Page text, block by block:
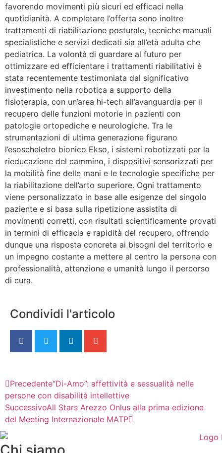
favorendo movimenti più sicuri ed efficaci nella
quotidianità. A completare l’offerta sono inoltre
trattamenti di riabilitazione posturale, tecniche manuali
specialistiche e servizi dedicati sia all’età adulta che
pediatrica. La volontà di guardare al futuro per
ottimizzare ed efficientare i trattamenti riabilitativi è
stata recentemente testimoniata dal significativo
investimento nella robotica a supporto della
fisioterapia, con un’area hi-tech all’avanguardia per il
recupero delle funzioni motorie in pazienti con
patologie ortopediche e neurologiche. Tra le
strumentazioni di ultima generazione figurano
l’esoscheletro bionico Ekso, i sistemi robotizzati per la
rieducazione del cammino, i dispositivi sensorizzati per
la mobilità fine delle mani e le tecnologie specifiche per
la riabilitazione dell’arto superiore. Ogni trattamento
viene personalizzato in base alle esigenze del singolo
paziente e si basa sulla ripetizione assistita di
movimenti corretti, con risultati scientificamente provati
in termini di efficacia e rapidità del recupero, offrendo
dunque una risposta concreta ai bisogni del territorio e
un impegno costante a mettere al centro la persona con
professionalità, attenzione e umanità lungo il percorso
di cura.
Condividi l'articolo
Precedente“Di-Amo”: affettività e sessualità nelle
persone con disabilità intellettive
SuccessivoAll Stars Arezzo Onlus alla prima edizione
del Meeting Internazionale MATP